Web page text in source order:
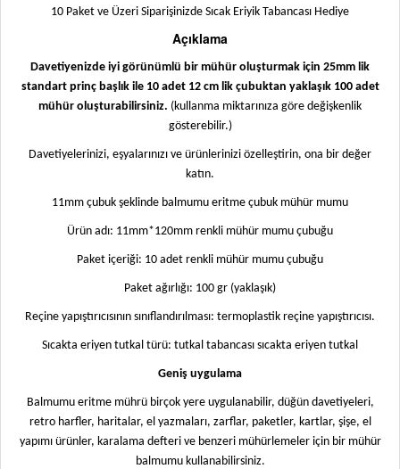
10 Paket ve Üzeri Siparişinizde Sıcak Eriyik Tabancası Hediye
Açıklama
Davetiyenizde iyi görünümlü bir mühür oluşturmak için 25mm lik
standart prinç başlık ile 10 adet 12 cm lik çubuktan yaklaşık 100 adet
mühür oluşturabilirsiniz. (kullanma miktarınıza göre değişkenlik
gösterebilir.)
Davetiyelerinizi, eşyalarınızı ve ürünlerinizi özelleştirin, ona bir değer
katın.
11mm çubuk şeklinde balmumu eritme çubuk mühür mumu
Ürün adı: 11mm*120mm renkli mühür mumu çubuğu
Paket içeriği: 10 adet renkli mühür mumu çubuğu
Paket ağırlığı: 100 gr (yaklaşık)
Reçine yapıştırıcısının sınıflandırılması: termoplastik reçine yapıştırıcısı.
Sıcakta eriyen tutkal türü: tutkal tabancası sıcakta eriyen tutkal
Geniş uygulama
Balmumu eritme mührü birçok yere uygulanabilir, düğün davetiyeleri,
retro harfler, haritalar, el yazmaları, zarflar, paketler, kartlar, şişe, el
yapımı ürünler, karalama defteri ve benzeri mühürlemeler için bir mühür
balmumu kullanabilirsiniz.